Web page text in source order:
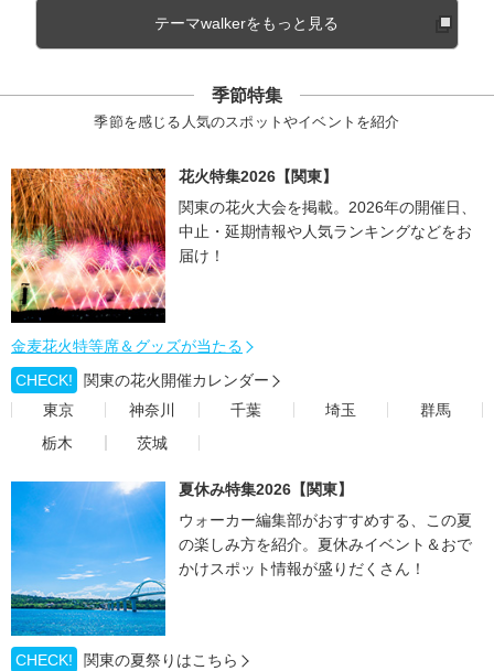
テーマwalkerをもっと見る
季節特集
季節を感じる人気のスポットやイベントを紹介
花火特集2026【関東】
関東の花火大会を掲載。2026年の開催日、
中止・延期情報や人気ランキングなどをお
届け！
金麦花火特等席＆グッズが当たる
CHECK!
関東の花火開催カレンダー
東京
神奈川 千葉 埼玉
群馬
栃木
茨城
夏休み特集2026【関東】
ウォーカー編集部がおすすめする、この夏
の楽しみ方を紹介。夏休みイベント＆おで
かけスポット情報が盛りだくさん！
CHECK!
関東の夏祭りはこちら